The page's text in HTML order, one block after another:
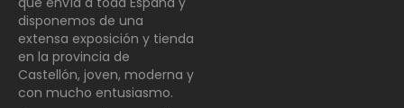
disponemos de una
extensa exposición y tienda
en la provincia de
Castellón, joven, moderna y
con mucho entusiasmo.